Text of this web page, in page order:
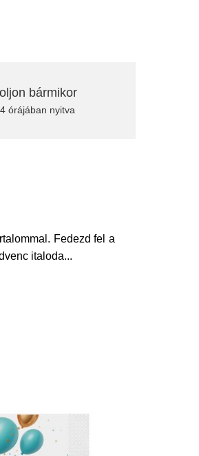
bármikor
órájában nyitva
Fedezd fel a
italoda...